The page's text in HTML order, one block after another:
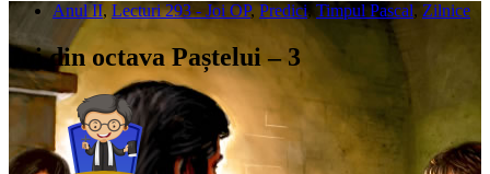
Anul II, Lecturi 293 - Joi OP, Predici, Timpul Pascal, Zilnice
Joi din octava Paștelui – 3